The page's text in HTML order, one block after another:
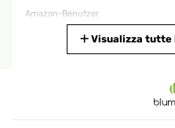
Amazon-Benutzer
Visualizza tutte